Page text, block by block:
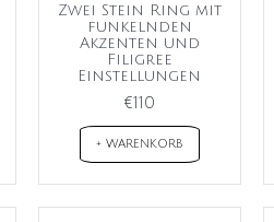
Zwei Stein Ring mit
funkelnden
Akzenten und
Filigree
Einstellungen
€110
+ WARENKORB